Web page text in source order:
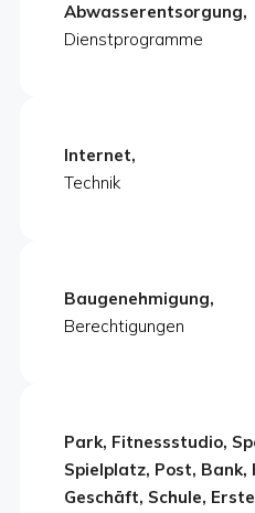
Abwasserentsorgung,
Dienstprogramme
Internet,
Technik
Baugenehmigung,
Berechtigungen
Park, Fitnessstudio,
Spielplatz, Post,
Geschäft, Schule,